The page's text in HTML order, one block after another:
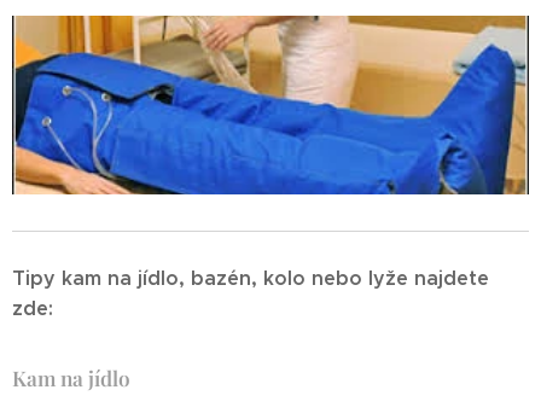
Tipy kam na jídlo, bazén, kolo nebo lyže najdete
zde:
Kam na jídlo